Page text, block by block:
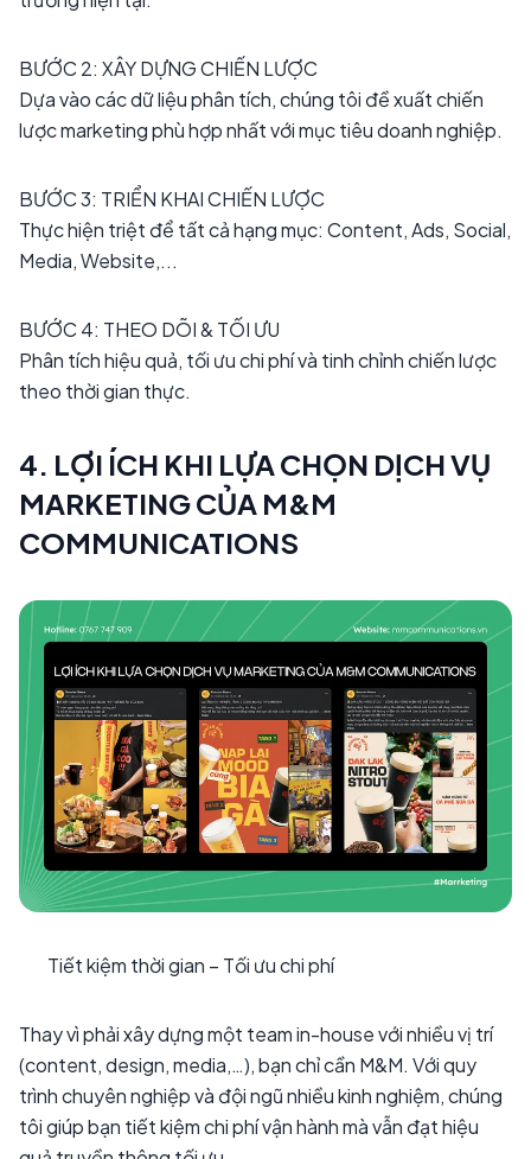
BƯỚC 2: XÂY DỰNG CHIẾN LƯỢC
Dựa vào các dữ liệu phân tích, chúng tôi đề xuất chiến
lược marketing phù hợp nhất với mục tiêu doanh nghiệp.
BƯỚC 3: TRIỂN KHAI CHIẾN LƯỢC
Thực hiện triệt để tất cả hạng mục: Content, Ads, Social,
Media, Website,...
BƯỚC 4: THEO DÕI & TỐI ƯU
Phân tích hiệu quả, tối ưu chi phí và tinh chỉnh chiến lược
theo thời gian thực.
4. LỢI ÍCH KHI LỰA CHỌN DỊCH VỤ
MARKETING CỦA M&M
COMMUNICATIONS
Tiết kiệm thời gian – Tối ưu chi phí
Thay vì phải xây dựng một team in-house với nhiều vị trí
(content, design, media,…), bạn chỉ cần M&M. Với quy
trình chuyên nghiệp và đội ngũ nhiều kinh nghiệm, chúng
tôi giúp bạn tiết kiệm chi phí vận hành mà vẫn đạt hiệu